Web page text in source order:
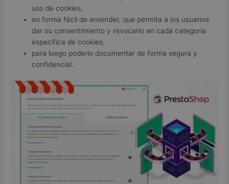
uso de cookies,
en forma fácil de entender, que permita a los usuarios
dar su consentimiento y revocarlo en cada categoría
específica de cookies,
para luego poderlo documentar de forma segura y
confidencial.